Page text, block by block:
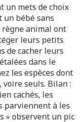
un mets de choix
bébé sans
règne animal ont
leurs petits
de cacher leurs
dans le
les espèces dont
seuls. Bilan :
cachés, les
parviennent à les
» observent un pic